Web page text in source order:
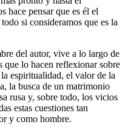
hace pensar que es él el
si consideramos que es la
del autor, vive a lo largo de
que lo hacen reflexionar sobre
espiritualidad, el valor de la
la busca de un matrimonio
rusa y, sobre todo, los vicios
estas cuestiones tan
y como hombre.